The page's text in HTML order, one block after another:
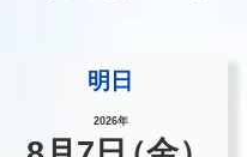
明日
2026年